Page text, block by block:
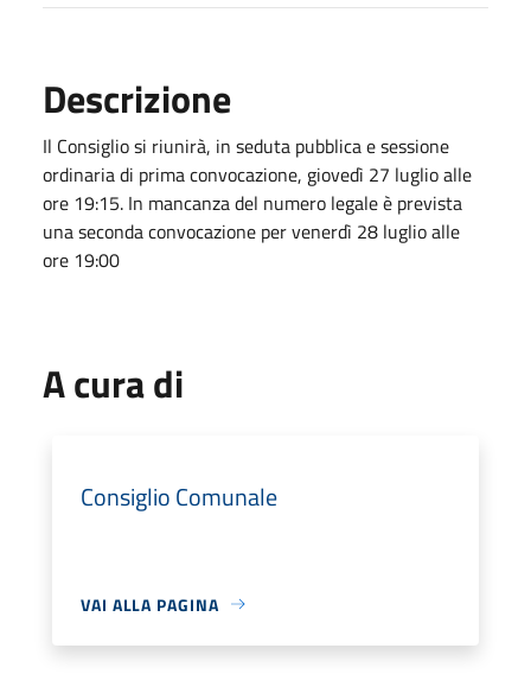
Descrizione
Il Consiglio si riunirà, in seduta pubblica e sessione
ordinaria di prima convocazione, giovedì 27 luglio alle
ore 19:15. In mancanza del numero legale è prevista
una seconda convocazione per venerdì 28 luglio alle
ore 19:00
A cura di
Consiglio Comunale
VAI ALLA PAGINA